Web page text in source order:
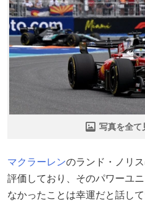
写真を全て
マクラーレンのランド・ノリ
評価しており、そのパワーユ
なかったことは幸運だと話して